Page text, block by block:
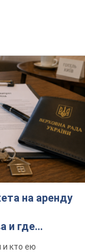
на аренду
и где
и кто ею